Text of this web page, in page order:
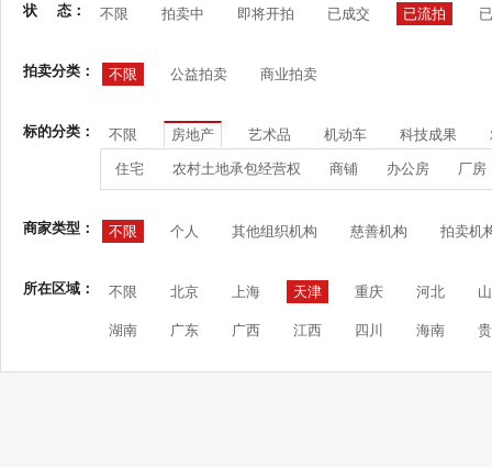
状 态： 不限 拍卖中 即将开拍 已成交 已流拍
拍卖分类： 不限 公益拍卖 商业拍卖
标的分类： 不限 房地产 艺术品 机动车 科技成果
住宅 农村土地承包经营权 商铺 办公房 厂房
商家类型： 不限 个人 其他组织机构 慈善机构 拍卖机
所在区域： 不限 北京 上海 天津 重庆 河北
湖南 广东 广西 江西 四川 海南